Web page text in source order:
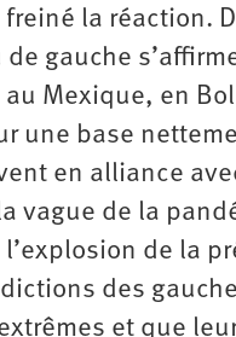
la réaction.
de gauche
Mexique, en
une base
en alliance
vague de la
de la
des
et que